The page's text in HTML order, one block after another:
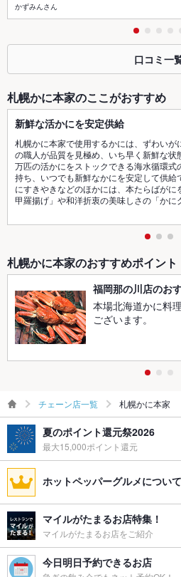
かずみんさん
口コミ一
札幌かに本家のここがおすすめ
新鮮な活かにを安定供給
札幌かに本家で使用するかには、ずわい
の職人が品質を見極め、いち早く新鮮な
万匹の活かにをストックできる海水循環
持ち、いつでも新鮮なかにを安定して供
にすきやきなどのほかには、本たらばが
甲羅揚げ」や和洋折衷の美味しさの「かに
札幌かに本家のおすすめポイント
福岡那の川店のお
本場北海道かに料
ございます。
チェーン店一覧 札幌かに本家
夏のポイント還元祭2026
最大15,000ポイント還元
ホットペッパーグルメについて
マイルがたまるお店特集！
マイルがたまるお店をご紹介
今日明日予約できるお店